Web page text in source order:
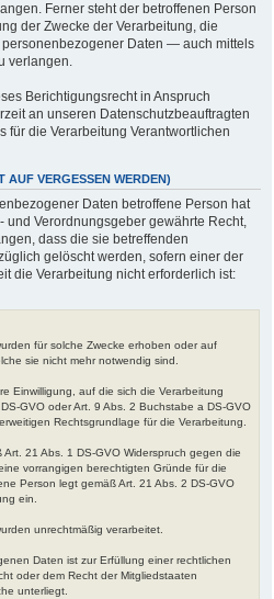
Ferner steht der betroffenen Person
der Zwecke der Verarbeitung, die
Daten — auch mittels
verlangen.
Berichtigungsrecht in Anspruch
an unseren Datenschutzbeauftragten
für die Verarbeitung Verantwortlichen
AUF VERGESSEN WERDEN)
Daten betroffene Person hat
Verordnungsgeber gewährte Recht,
dass die sie betreffenden
gelöscht werden, sofern einer der
die Verarbeitung nicht erforderlich ist:
für solche Zwecke erhoben oder auf
sie nicht mehr notwendig sind.
Einwilligung, auf die sich die Verarbeitung
GVO oder Art. 9 Abs. 2 Buchstabe a DS-GVO
Rechtsgrundlage für die Verarbeitung.
21 Abs. 1 DS-GVO Widerspruch gegen die
vorrangigen berechtigten Gründe für die
Person legt gemäß Art. 21 Abs. 2 DS-GVO
ein.
unrechtmäßig verarbeitet.
Daten ist zur Erfüllung einer rechtlichen
oder dem Recht der Mitgliedstaaten
unterliegt.